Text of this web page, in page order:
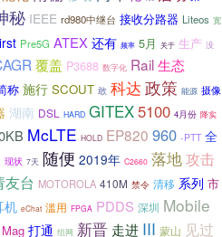
秘 IEEE rd980中继台 接收分路器 Liteos 宽
Pre5G ATEX 还有 频率 5月 关于 生产 没
覆盖 P3688 数字化 Rail生态
称 施行 SCOUT 敢 科达 政策 能源 摄像
湖南 DSL HARD GITEX5100 4月份 降实
McLTE HOLD EP820 960 -PTT 全
现状 7天 随便 2019年 C2660 落地攻击
友台 MOTOROLA 410M 禁令 清移 系列 市
机 eChat 滥用 FPGA PDDS 深圳 Mobile
Mag 打通 组网 新晋 走进 III 蒙山 见过